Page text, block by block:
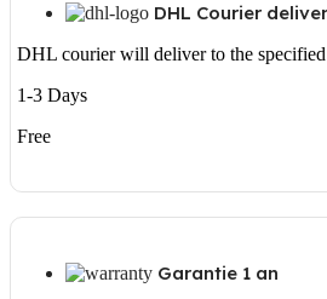
DHL Courier
DHL courier will deliver to the specified
1-3 Days
Free
Garantie 1 an